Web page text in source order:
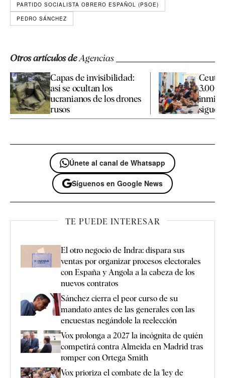
PARTIDO SOCIALISTA OBRERO ESPAÑOL (PSOE)
PEDRO SÁNCHEZ
Otros artículos deAgencias
Capas de invisibilidad:
así se ocultan los
ucranianos de los drones
rusos
Ceuta
3.000
Únete al canal de Whatsapp
Síguenos en Google News
TE PUEDE INTERESAR
El otro negocio de Indra: dispara sus
ventas por organizar procesos electorales
con España y Angola a la cabeza de los
nuevos contratos
Sánchez cierra el peor curso de su
mandato antes de las generales con las
encuestas negándole la reelección
Vox prolonga a 2027 la incógnita de quién
competirá contra Almeida en Madrid tras
romper con Ortega Smith
Vox prioriza el combate de la 'ley de